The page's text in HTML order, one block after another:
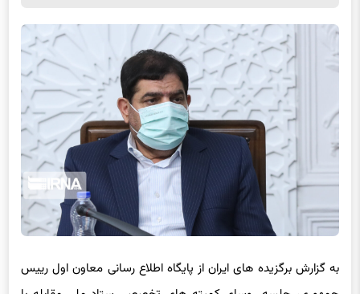
به گزارش برگزیده های ایران از پایگاه اطلاع رسانی معاون اول رییس